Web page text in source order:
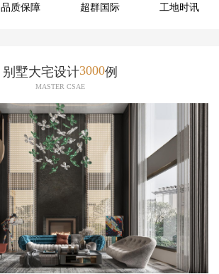
品质保障 超群国际 工地时讯
别墅大宅设计3000例
MASTER CSAE